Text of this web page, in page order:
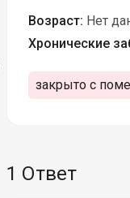
Возраст: Нет
Хронические
закрыто с
1 Ответ